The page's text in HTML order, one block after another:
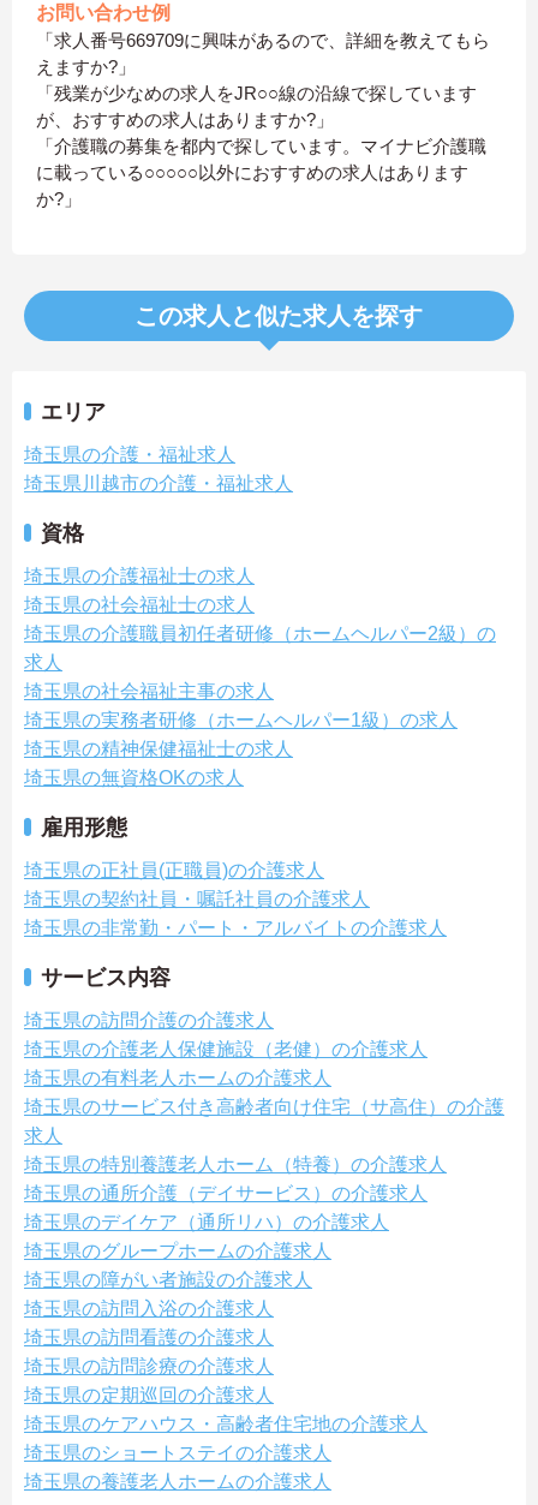
お問い合わせ例
「求人番号669709に興味があるので、詳細を教えてもら
えますか?」
「残業が少なめの求人をJR○○線の沿線で探しています
が、おすすめの求人はありますか?」
「介護職の募集を都内で探しています。マイナビ介護職
に載っている○○○○○以外におすすめの求人はあります
か?」
この求人と似た求人を探す
エリア
埼玉県の介護・福祉求人
埼玉県川越市の介護・福祉求人
資格
埼玉県の介護福祉士の求人
埼玉県の社会福祉士の求人
埼玉県の介護職員初任者研修（ホームヘルパー2級）の
求人
埼玉県の社会福祉主事の求人
埼玉県の実務者研修（ホームヘルパー1級）の求人
埼玉県の精神保健福祉士の求人
埼玉県の無資格OKの求人
雇用形態
埼玉県の正社員(正職員)の介護求人
埼玉県の契約社員・嘱託社員の介護求人
埼玉県の非常勤・パート・アルバイトの介護求人
サービス内容
埼玉県の訪問介護の介護求人
埼玉県の介護老人保健施設（老健）の介護求人
埼玉県の有料老人ホームの介護求人
埼玉県のサービス付き高齢者向け住宅（サ高住）の介護
求人
埼玉県の特別養護老人ホーム（特養）の介護求人
埼玉県の通所介護（デイサービス）の介護求人
埼玉県のデイケア（通所リハ）の介護求人
埼玉県のグループホームの介護求人
埼玉県の障がい者施設の介護求人
埼玉県の訪問入浴の介護求人
埼玉県の訪問看護の介護求人
埼玉県の訪問診療の介護求人
埼玉県の定期巡回の介護求人
埼玉県のケアハウス・高齢者住宅地の介護求人
埼玉県のショートステイの介護求人
埼玉県の養護老人ホームの介護求人